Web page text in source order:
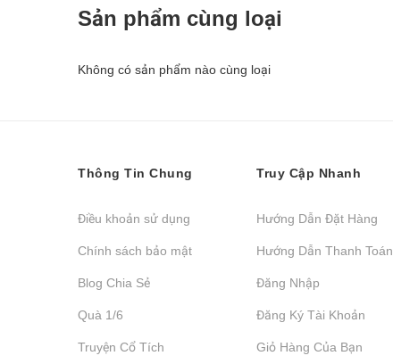
Sản phẩm cùng loại
Không có sản phẩm nào cùng loại
Thông Tin Chung
Điều khoản sử dụng
Chính sách bảo mật
Blog Chia Sẻ
Quà 1/6
Truyện Cổ Tích
Truy Cập Nhanh
Hướng Dẫn Đặt Hàng
Hướng Dẫn Thanh Toán
Đăng Nhập
Đăng Ký Tài Khoản
Giỏ Hàng Của Bạn